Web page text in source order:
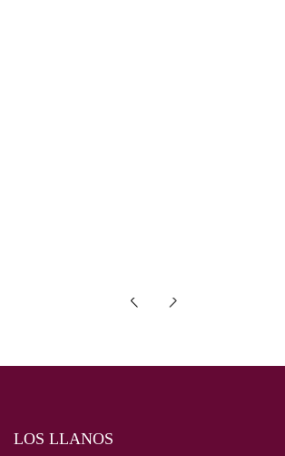
LOS LLANOS